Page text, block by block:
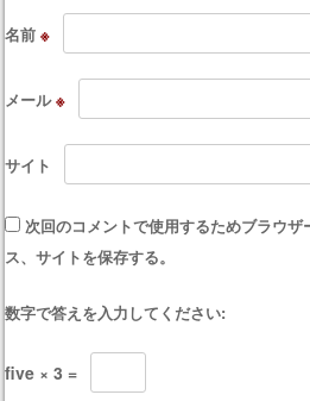
名前※
メール※
サイト
次回のコメントで使用するためブラウ
ス、サイトを保存する。
数字で答えを入力してください:
five × 3 =